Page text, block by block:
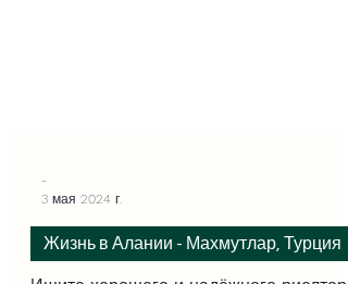
3 мая 2024 г.